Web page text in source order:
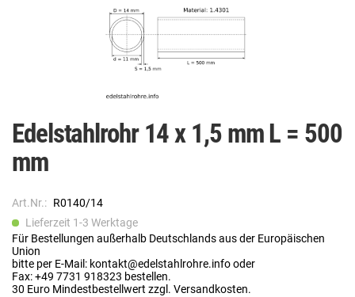
Edelstahlrohr 14 x 1,5 mm L = 500
mm
Art.Nr.: R0140/14
Lieferzeit 1-3 Werktage
Für Bestellungen außerhalb Deutschlands aus der Europäischen
Union
bitte per E-Mail: kontakt@edelstahlrohre.info oder
Fax: +49 7731 918323 bestellen.
30 Euro Mindestbestellwert zzgl. Versandkosten.